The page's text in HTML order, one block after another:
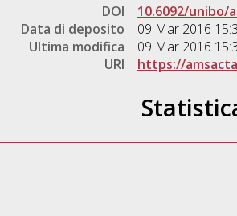
DOI
10.6092/unibo/
Data di deposito
09 Mar 2016
Ultima modifica
09 Mar 2016
URI
https://